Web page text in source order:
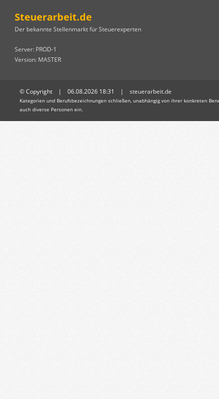
Steuerarbeit.de
Der bekannte Stellenmarkt für Steuerexperten
Server: PROD-1
Version: MASTER
© Copyright | 06.08.2026 18:31 | steuerarbeit.de
Kategorien und Berufsbezeichnungen schließen, unabhängig von ihrer konkreten
auch diverse Personen ein.